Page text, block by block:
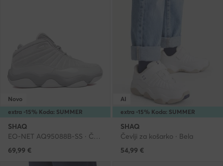
extra -15% Koda: SUMMER
Novo
SHAQ
EO-NET AQ95088B-SS · Čevlji za košarko
69,99 €
extra -15% Koda: SUMMER
AI
SHAQ
Čevlji za košarko · Bela
54,99 €